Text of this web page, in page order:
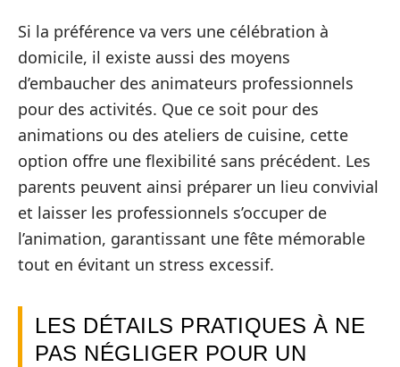
Si la préférence va vers une célébration à
domicile, il existe aussi des moyens
d’embaucher des animateurs professionnels
pour des activités. Que ce soit pour des
animations ou des ateliers de cuisine, cette
option offre une flexibilité sans précédent. Les
parents peuvent ainsi préparer un lieu convivial
et laisser les professionnels s’occuper de
l’animation, garantissant une fête mémorable
tout en évitant un stress excessif.
LES DÉTAILS PRATIQUES À NE
PAS NÉGLIGER POUR UN